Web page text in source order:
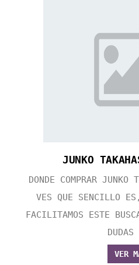
JUNKO
DONDE COMPRAR
VES QUE SENCILLO
FACILITAMOS ESTE
VER